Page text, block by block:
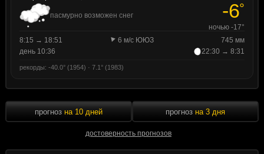
пасмурно возможен снег -6°
ночью -17°
8:15 → 18:51
6 м/с ЮЮЗ
745 мм
день 10:36
22:30 → 8:31
рекорды: -40.0° (1954) · 7.1° (1983)
прогноз на 10 дней
достоверность прогнозов
прогноз на 3 дня